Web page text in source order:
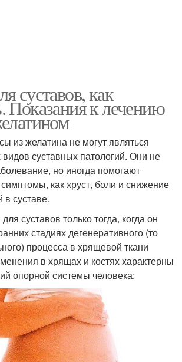
суставов, как
Показания к лечению
из желатина не могут являться
суставных патологий. Они не
но иногда помогают
как хруст, боли и снижение
суставе.
суставов только тогда, когда он
стадиях дегенеративного (то
процесса в хрящевой ткани
в хрящах и костях характерны
опорной системы человека: